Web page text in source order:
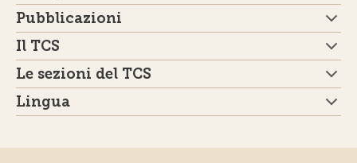
Pubblicazioni
Il TCS
Le sezioni del TCS
Lingua